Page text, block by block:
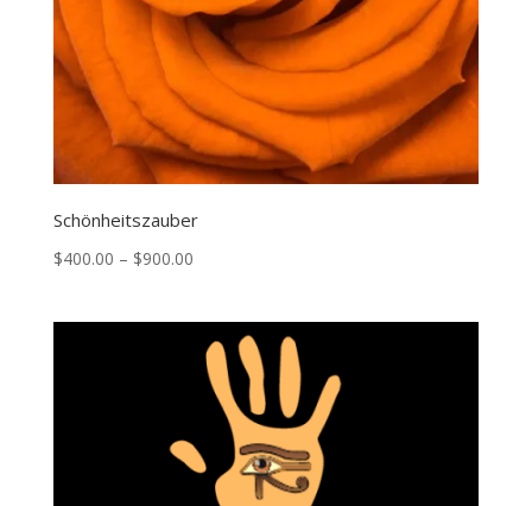
Schönheitszauber
$400.00 – $900.00Price
through
$900.00